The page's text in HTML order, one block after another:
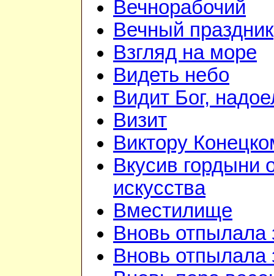
Вечнорабочий
Вечный праздник
Взгляд на море
Видеть небо
Видит Бог,
Визит
Виктору
Вкусив гордыни
искусства
Вместилище
Вновь отпылала
Вновь отпылала